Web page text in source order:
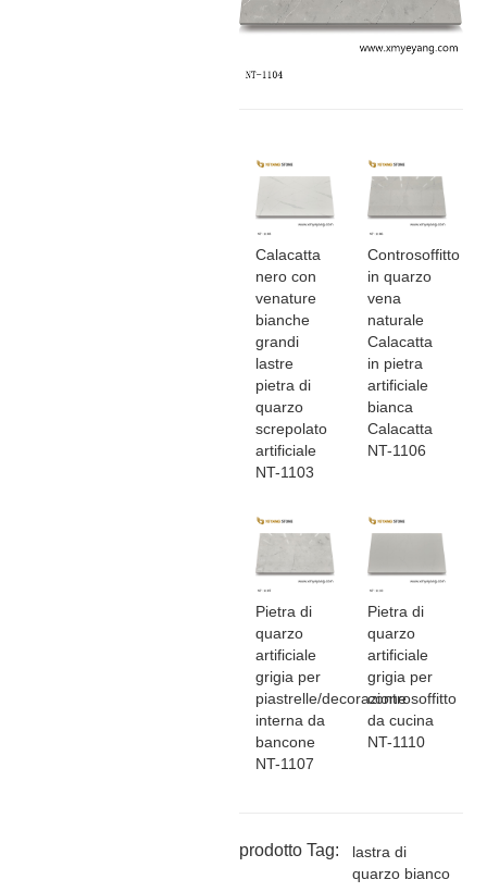
Calacatta
nero con
venature
bianche
grandi
lastre
pietra di
quarzo
screpolato
artificiale
NT-1103
Controsoffitto
in quarzo
vena
naturale
Calacatta
in pietra
artificiale
bianca
Calacatta
NT-1106
Pietra di
quarzo
artificiale
grigia per
piastrelle/decorazione
interna da
bancone
NT-1107
Pietra di
quarzo
artificiale
grigia per
controsoffitto
da cucina
NT-1110
prodotto Tag:
lastra di
quarzo bianco